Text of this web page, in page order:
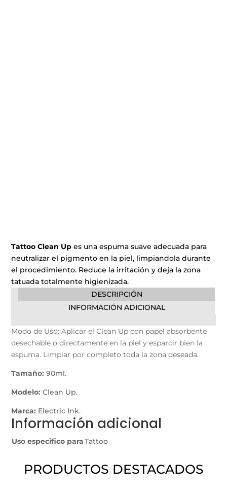
TattooClean Up es una espuma suave adecuada para
neutralizar el pigmento en la piel, limpiandola durante
el procedimiento. Reduce la irritación y deja la zona
tatuada totalmente higienizada.
DESCRIPCIÓN
INFORMACIÓN ADICIONAL
Modo de Uso: Aplicar el Clean Up con papel absorbente
desechable o directamente en la piel y esparcir bien la
espuma. Limpiar por completo toda la zona deseada.
Tamaño:90ml.
Modelo:Clean Up.
Marca: Electric Ink.
Información adicional
Uso especifico paraTattoo
PRODUCTOS DESTACADOS